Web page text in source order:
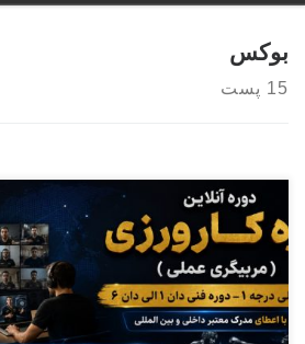
بوکس
15 پست
دان۱الی دان ۶ کمیته ایچماف